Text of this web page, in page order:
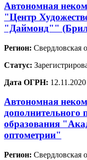
Автономная
"Центр
"Даймонд""
Регион: Свердловская
Статус:
Дата ОГРН: 12.11.2020
Автономная
дополнительного
образования
оптометрии"
Регион: Свердловская